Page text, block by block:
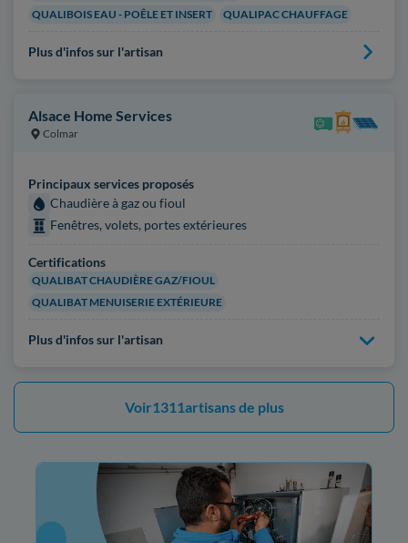
QUALIBOIS EAU - POÊLE ET INSERT
QUALIPAC CHAUFFAGE
Plus d'infos sur l'artisan
Alsace Home Services
Colmar
Principaux services proposés
Chaudière à gaz ou fioul
Fenêtres, volets, portes extérieures
Certifications
QUALIBAT CHAUDIÈRE GAZ/FIOUL
QUALIBAT MENUISERIE EXTÉRIEURE
Plus d'infos sur l'artisan
Voir1311artisans de plus